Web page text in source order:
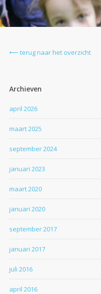
⟵ terug naar het overzicht
Archieven
april 2026
maart 2025
september 2024
januari 2023
maart 2020
januari 2020
september 2017
januari 2017
juli 2016
april 2016